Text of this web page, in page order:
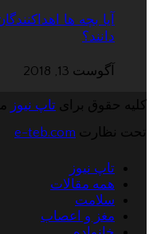
آیا بچه ها
دانند؟
آگوست 13, 2018
کلیه حقوق برای تاپ نیوز
تحت نظارت e-teb.com
تاپ نیوز
همه مقالات
سلامت
مغز و اعصاب